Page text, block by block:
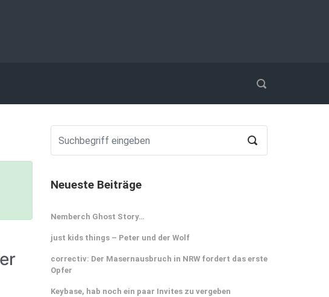
Neueste Beiträge
Nemberch Ghost Story…
just kids things – Peter und der Wolf
correctiv: Der Masernausbruch in NRW fordert das erste
Opfer
Keybase, hab noch ein paar Invites zu vergeben